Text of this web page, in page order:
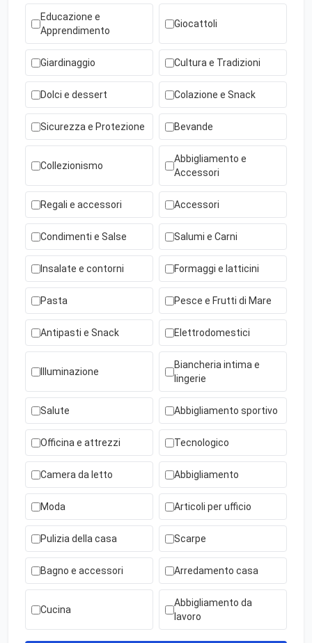
Educazione e
Apprendimento
Giocattoli
Giardinaggio Cultura e Tradizioni
Dolci e dessert Colazione e Snack
Sicurezza e Protezione Bevande
Collezionismo
Abbigliamento e
Accessori
Regali e accessori Accessori
Condimenti e Salse Salumi e Carni
Insalate e contorni Formaggi e latticini
Pasta Pesce e Frutti di Mare
Antipasti e Snack Elettrodomestici
Illuminazione
Biancheria intima e
lingerie
Salute Abbigliamento sportivo
Officina e attrezzi Tecnologico
Camera da letto Abbigliamento
Moda Articoli per ufficio
Pulizia della casa Scarpe
Bagno e accessori Arredamento casa
Cucina
Abbigliamento da
lavoro